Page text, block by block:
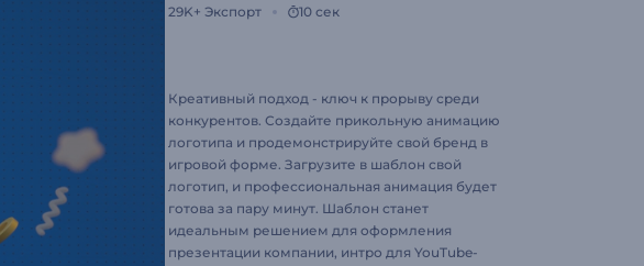
29K+ Экспорт 10 сек
Креативный подход - ключ к прорыву среди
конкурентов. Создайте прикольную анимацию
логотипа и продемонстрируйте свой бренд в
игровой форме. Загрузите в шаблон свой
логотип, и профессиональная анимация будет
готова за пару минут. Шаблон станет
идеальным решением для оформления
презентации компании, интро для YouTube-